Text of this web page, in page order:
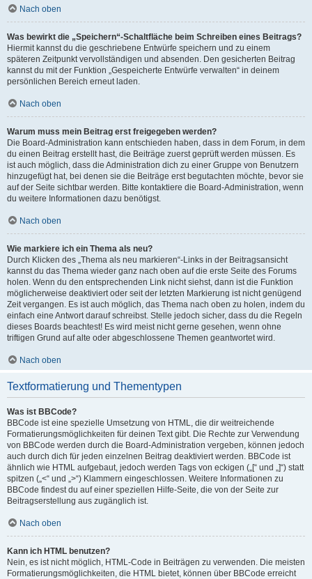
Nach oben
Was bewirkt die „Speichern“-Schaltfläche beim Schreiben eines Beitrags?
Hiermit kannst du die geschriebene Entwürfe speichern und zu einem
späteren Zeitpunkt vervollständigen und absenden. Den gesicherten Beitrag
kannst du mit der Funktion „Gespeicherte Entwürfe verwalten“ in deinem
persönlichen Bereich erneut laden.
Nach oben
Warum muss mein Beitrag erst freigegeben werden?
Die Board-Administration kann entschieden haben, dass in dem Forum, in dem
du einen Beitrag erstellt hast, die Beiträge zuerst geprüft werden müssen. Es
ist auch möglich, dass die Administration dich zu einer Gruppe von Benutzern
hinzugefügt hat, bei denen sie die Beiträge erst begutachten möchte, bevor sie
auf der Seite sichtbar werden. Bitte kontaktiere die Board-Administration, wenn
du weitere Informationen dazu benötigst.
Nach oben
Wie markiere ich ein Thema als neu?
Durch Klicken des „Thema als neu markieren“-Links in der Beitragsansicht
kannst du das Thema wieder ganz nach oben auf die erste Seite des Forums
holen. Wenn du den entsprechenden Link nicht siehst, dann ist die Funktion
möglicherweise deaktiviert oder seit der letzten Markierung ist nicht genügend
Zeit vergangen. Es ist auch möglich, das Thema nach oben zu holen, indem du
einfach eine Antwort darauf schreibst. Stelle jedoch sicher, dass du die Regeln
dieses Boards beachtest! Es wird meist nicht gerne gesehen, wenn ohne
triftigen Grund auf alte oder abgeschlossene Themen geantwortet wird.
Nach oben
Textformatierung und Thementypen
Was ist BBCode?
BBCode ist eine spezielle Umsetzung von HTML, die dir weitreichende
Formatierungsmöglichkeiten für deinen Text gibt. Die Rechte zur Verwendung
von BBCode werden durch die Board-Administration vergeben, können jedoch
auch durch dich für jeden einzelnen Beitrag deaktiviert werden. BBCode ist
ähnlich wie HTML aufgebaut, jedoch werden Tags von eckigen („[“ und „]“) statt
spitzen („<“ und „>“) Klammern eingeschlossen. Weitere Informationen zu
BBCode findest du auf einer speziellen Hilfe-Seite, die von der Seite zur
Beitragserstellung aus zugänglich ist.
Nach oben
Kann ich HTML benutzen?
Nein, es ist nicht möglich, HTML-Code in Beiträgen zu verwenden. Die meisten
Formatierungsmöglichkeiten, die HTML bietet, können über BBCode erreicht